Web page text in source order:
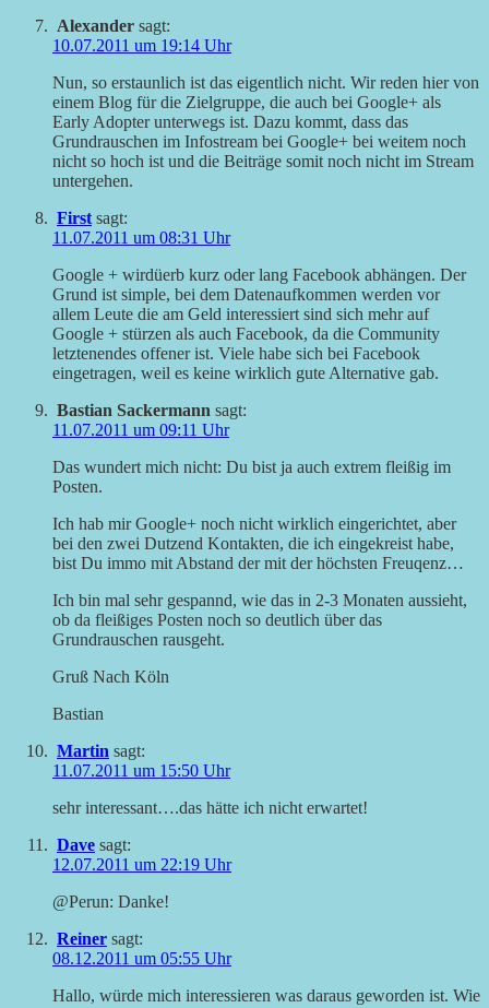
Alexander sagt:
10.07.2011 um 19:14 Uhr
Nun, so erstaunlich ist das eigentlich nicht. Wir reden hier von
einem Blog für die Zielgruppe, die auch bei Google+ als
Early Adopter unterwegs ist. Dazu kommt, dass das
Grundrauschen im Infostream bei Google+ bei weitem noch
nicht so hoch ist und die Beiträge somit noch nicht im Stream
untergehen.
First sagt:
11.07.2011 um 08:31 Uhr
Google + wirdüerb kurz oder lang Facebook abhängen. Der
Grund ist simple, bei dem Datenaufkommen werden vor
allem Leute die am Geld interessiert sind sich mehr auf
Google + stürzen als auch Facebook, da die Community
letztenendes offener ist. Viele habe sich bei Facebook
eingetragen, weil es keine wirklich gute Alternative gab.
Bastian Sackermann sagt:
11.07.2011 um 09:11 Uhr
Das wundert mich nicht: Du bist ja auch extrem fleißig im
Posten.
Ich hab mir Google+ noch nicht wirklich eingerichtet, aber
bei den zwei Dutzend Kontakten, die ich eingekreist habe,
bist Du immo mit Abstand der mit der höchsten Freuqenz…
Ich bin mal sehr gespannd, wie das in 2-3 Monaten aussieht,
ob da fleißiges Posten noch so deutlich über das
Grundrauschen rausgeht.
Gruß Nach Köln
Bastian
Martin sagt:
11.07.2011 um 15:50 Uhr
sehr interessant….das hätte ich nicht erwartet!
Dave sagt:
12.07.2011 um 22:19 Uhr
@Perun: Danke!
Reiner sagt:
08.12.2011 um 05:55 Uhr
Hallo, würde mich interessieren was daraus geworden ist. Wie